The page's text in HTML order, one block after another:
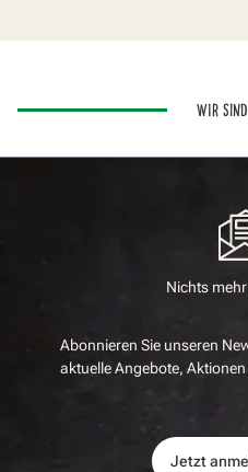
WIR
Nichts
Abonnieren Sie unseren
aktuelle Angebote,
Jetzt